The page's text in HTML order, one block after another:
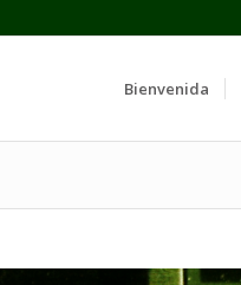
Bienvenida